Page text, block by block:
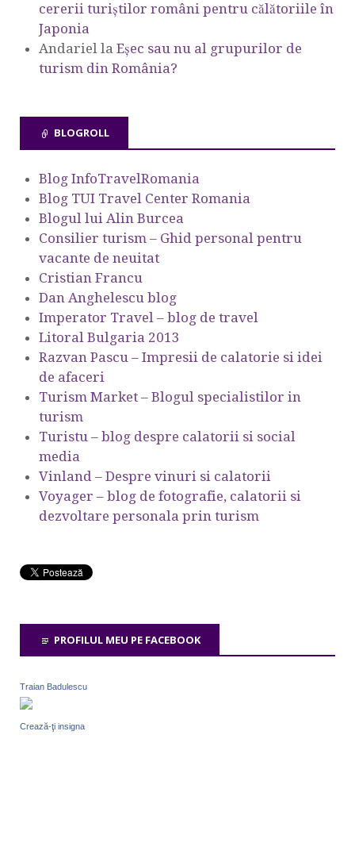
cererii turiștilor români pentru călătoriile în
Japonia
Andariel la Eşec sau nu al grupurilor de
turism din România?
BLOGROLL
Blog InfoTravelRomania
Blog TUI Travel Center Romania
Blogul lui Alin Burcea
Consilier turism – Ghid personal pentru
vacante de neuitat
Cristian Francu
Dan Anghelescu blog
Imperator Travel – blog de travel
Litoral Bulgaria 2013
Razvan Pascu – Impresii de calatorie si idei
de afaceri
Turism Market – Blogul specialistilor in
turism
Turistu – blog despre calatorii si social
media
Vinland – Despre vinuri si calatorii
Voyager – blog de fotografie, calatorii si
dezvoltare personala prin turism
PROFILUL MEU PE FACEBOOK
Traian Badulescu
Crează-ţi insigna